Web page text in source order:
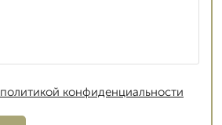
политикой конфиденциальности